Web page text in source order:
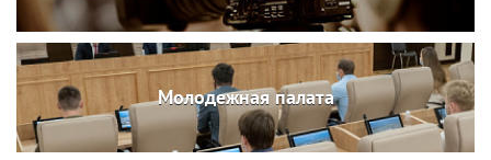
Молодежная палата